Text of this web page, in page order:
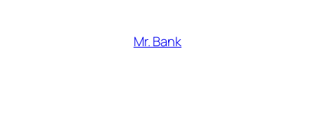
Mr. Bank